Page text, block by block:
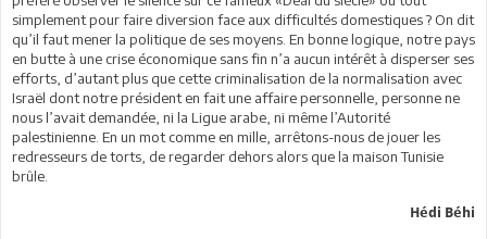
simplement pour faire diversion face aux difficultés domestiques ? On dit
qu’il faut mener la politique de ses moyens. En bonne logique, notre pays
en butte à une crise économique sans fin n’a aucun intérêt à disperser ses
efforts, d’autant plus que cette criminalisation de la normalisation avec
Israël dont notre président en fait une affaire personnelle, personne ne
nous l’avait demandée, ni la Ligue arabe, ni même l’Autorité
palestinienne. En un mot comme en mille, arrêtons-nous de jouer les
redresseurs de torts, de regarder dehors alors que la maison Tunisie
brûle.
Hédi Béhi